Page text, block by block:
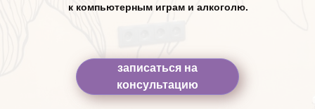
к компьютерным играм и алкоголю.
записаться на
консультацию